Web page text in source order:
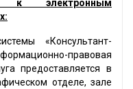
к электронным
«Консультант-
правовая
предоставляется в
отделе, зале